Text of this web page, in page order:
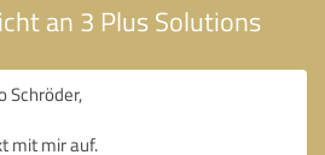
an 3 Plus Solutions